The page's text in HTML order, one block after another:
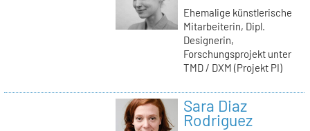
Ehemalige künstlerische
Mitarbeiterin, Dipl.
Designerin,
Forschungsprojekt unter
TMD / DXM (Projekt PI)
Sara Diaz
Rodriguez